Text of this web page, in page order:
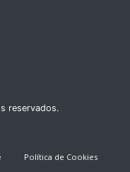
reservados.
Política de Cookies